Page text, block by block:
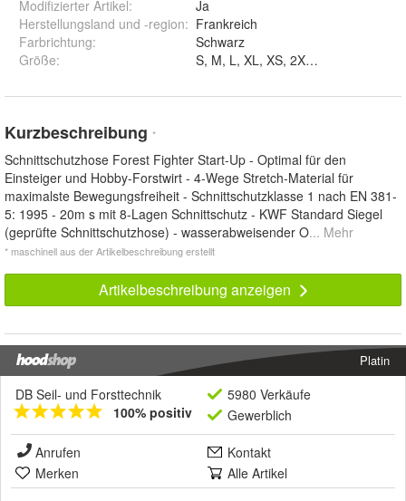
Modifizierter Artikel:
Ja
Herstellungsland und -region: Frankreich
Farbrichtung:
Schwarz
Größe:
Kurzbeschreibung *
Schnittschutzhose Forest Fighter Start-Up - Optimal für den
Einsteiger und Hobby-Forstwirt - 4-Wege Stretch-Material für
maximalste Bewegungsfreiheit - Schnittschutzklasse 1 nach EN 381-
5: 1995 - 20m s mit 8-Lagen Schnittschutz - KWF Standard Siegel
(geprüfte Schnittschutzhose) - wasserabweisender O... Mehr
* maschinell aus der Artikelbeschreibung erstellt
Artikelbeschreibung anzeigen
Platin
DB Seil- und Forsttechnik
100% positiv
5980 Verkäufe
Gewerblich
Anrufen
Kontakt
Merken
Alle Artikel